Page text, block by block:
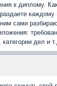
к диплому.
каждому
сами
дел и